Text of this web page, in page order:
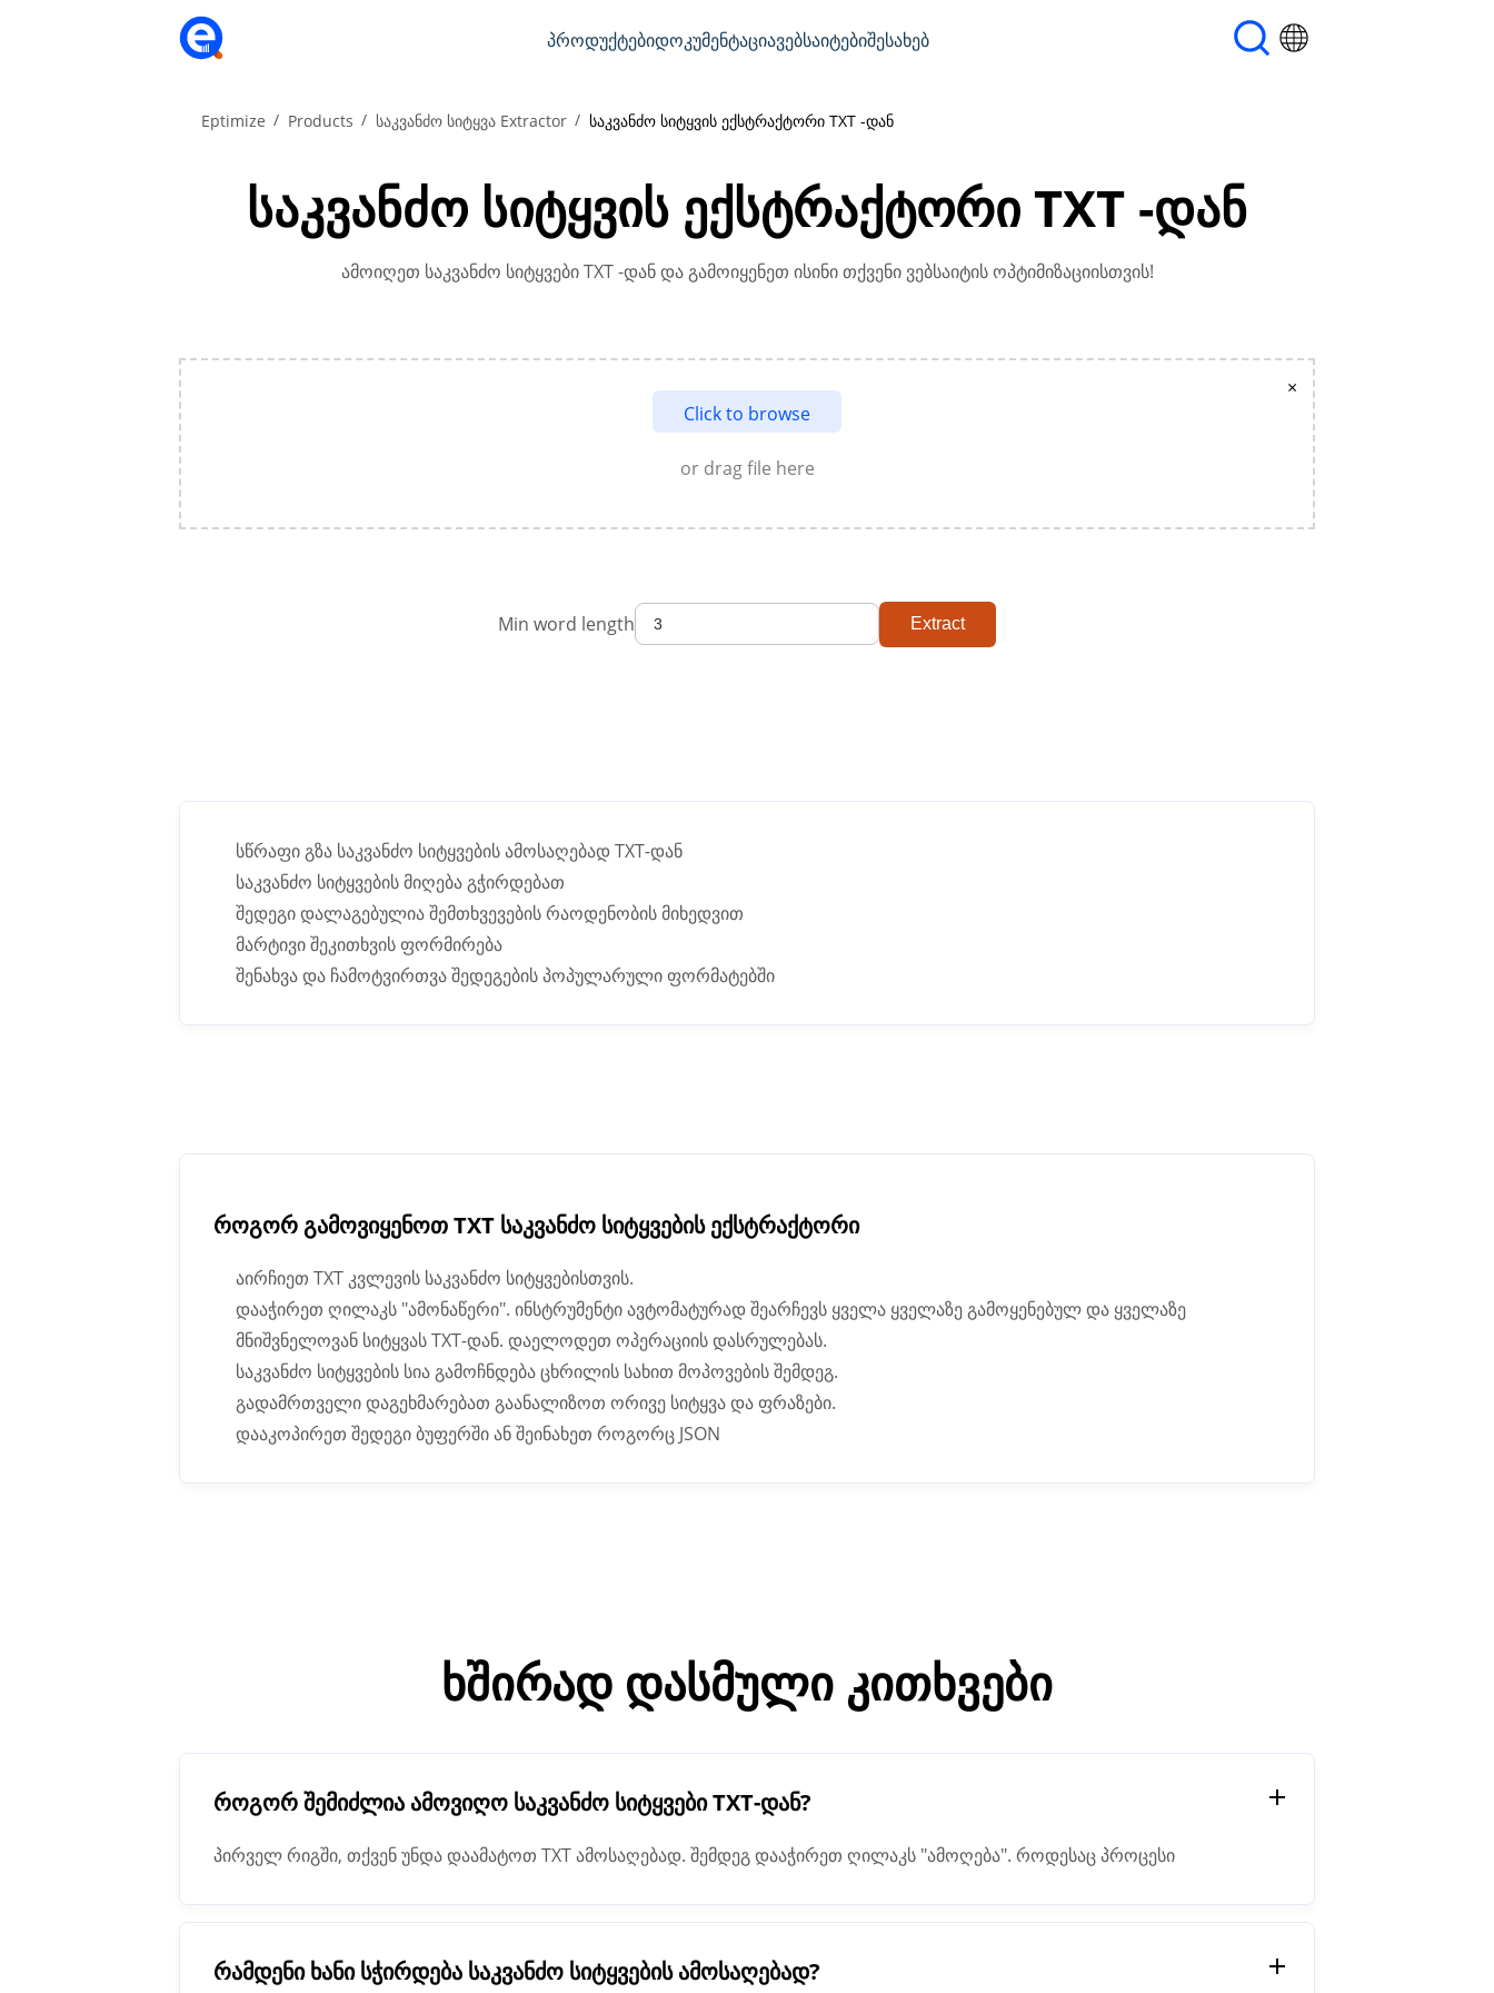
პროდუქტებიდოკუმენტაციავებსაიტებიშესახებ
Eptimize Products საკვანძო სიტყვა Extractor საკვანძო სიტყვის ექსტრაქტორი TXT -დან
საკვანძო სიტყვის ექსტრაქტორი TXT -დან
ამოიღეთ საკვანძო სიტყვები TXT -დან და გამოიყენეთ ისინი თქვენი ვებსაიტის ოპტიმიზაციისთვის!
Click to browse
or drag file here
×
Min word length Extract
სწრაფი გზა საკვანძო სიტყვების ამოსაღებად TXT-დან
საკვანძო სიტყვების მიღება გჭირდებათ
შედეგი დალაგებულია შემთხვევების რაოდენობის მიხედვით
მარტივი შეკითხვის ფორმირება
შენახვა და ჩამოტვირთვა შედეგების პოპულარული ფორმატებში
როგორ გამოვიყენოთ TXT საკვანძო სიტყვების ექსტრაქტორი
აირჩიეთ TXT კვლევის საკვანძო სიტყვებისთვის.
დააჭირეთ ღილაკს "ამონაწერი". ინსტრუმენტი ავტომატურად შეარჩევს ყველა ყველაზე გამოყენებულ და ყველაზე
მნიშვნელოვან სიტყვას TXT-დან. დაელოდეთ ოპერაციის დასრულებას.
საკვანძო სიტყვების სია გამოჩნდება ცხრილის სახით მოპოვების შემდეგ.
გადამრთველი დაგეხმარებათ გაანალიზოთ ორივე სიტყვა და ფრაზები.
დააკოპირეთ შედეგი ბუფერში ან შეინახეთ როგორც JSON
ხშირად დასმული კითხვები
როგორ შემიძლია ამოვიღო საკვანძო სიტყვები TXT-დან?
პირველ რიგში, თქვენ უნდა დაამატოთ TXT ამოსაღებად. შემდეგ დააჭირეთ ღილაკს "ამოღება". როდესაც პროცესი
რამდენი ხანი სჭირდება საკვანძო სიტყვების ამოსაღებად?